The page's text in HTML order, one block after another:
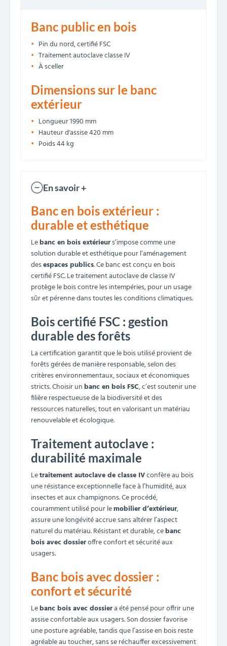
Banc public en bois
Pin du nord, certifié FSC
Traitement autoclave classe IV
À sceller
Dimensions sur le banc
extérieur
Longueur 1990 mm
Hauteur d'assise 420 mm
Poids 44 kg
En savoir +
Banc en bois extérieur :
durable et esthétique
Lebanc en bois extérieurs’impose comme une
solution durable et esthétique pour l’aménagement
desespaces publics. Ce banc est conçu en bois
certifié FSC. Le traitement autoclave de classe IV
protège le bois contre les intempéries, pour un usage
sûr et pérenne dans toutes les conditions climatiques.
Bois certifié FSC : gestion
durable des forêts
La certificationgarantit que le bois utilisé provient de
forêts gérées de manière responsable, selon des
critères environnementaux, sociaux et économiques
stricts. Choisir unbanc en bois FSC, c’est soutenir une
filière respectueuse de la biodiversité et des
ressources naturelles, tout en valorisant un matériau
renouvelable et écologique.
Traitement autoclave :
durabilité maximale
Letraitement autoclave de classe IVconfère au bois
une résistance exceptionnelle face à l’humidité, aux
insectes et aux champignons. Ce procédé,
couramment utilisé pour lemobilier d’extérieur,
assure une longévité accrue sans altérer l’aspect
naturel du matériau. Résistant et durable, cebanc
bois avec dossieroffre confort et sécurité aux
usagers.
Banc bois avec dossier :
confort et sécurité
Lebanc bois avec dossiera été pensé pour offrir une
assise confortable aux usagers. Son dossier favorise
une posture agréable, tandis que l’assise en bois reste
agréable au toucher, sans se réchauffer excessivement